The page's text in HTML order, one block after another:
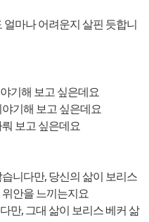
마나 어려운지 살핀 듯합니
기해 보고 싶은데요
기해 보고 싶은데요
보고 싶은데요
니다만, 당신의 삶이 보리스
안을 느끼는지요
만, 그대 삶이 보리스 베커 삶